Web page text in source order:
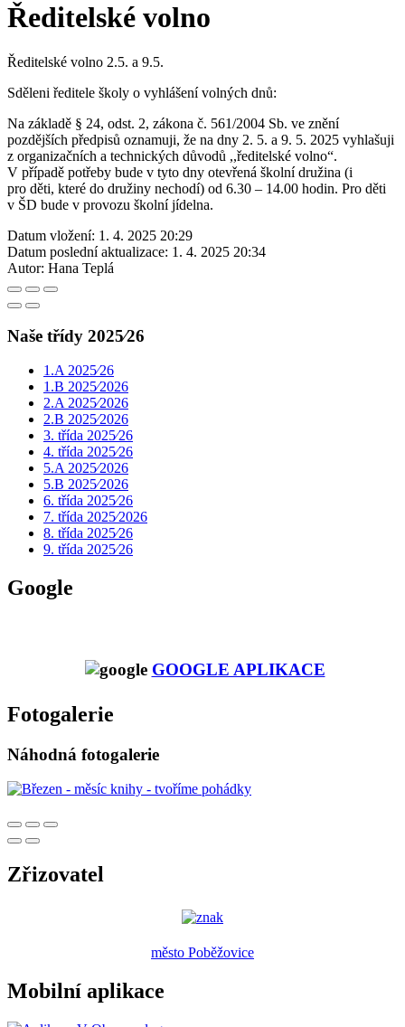
Ředitelské volno
Ředitelské volno 2.5. a 9.5.
Sděleni ředitele školy o vyhlášení volných dnů:
Na základě § 24, odst. 2, zákona č. 561/2004 Sb. ve znění
pozdějších předpisů oznamuji, že na dny 2. 5. a 9. 5. 2025 vyhlašuji
z organizačních a technických důvodů ,,ředitelské volno“.
V případě potřeby bude v tyto dny otevřená školní družina (i
pro děti, které do družiny nechodí) od 6.30 – 14.00 hodin. Pro děti
v ŠD bude v provozu školní jídelna.
Datum vložení: 1. 4. 2025 20:29
Datum poslední aktualizace: 1. 4. 2025 20:34
Autor: Hana Teplá
Naše třídy 2025⁄26
1.A 2025⁄26
1.B 2025⁄2026
2.A 2025⁄2026
2.B 2025⁄2026
3. třída 2025⁄26
4. třída 2025⁄26
5.A 2025⁄2026
5.B 2025⁄2026
6. třída 2025⁄26
7. třída 2025⁄2026
8. třída 2025⁄26
9. třída 2025⁄26
Google
GOOGLE APLIKACE
Fotogalerie
Náhodná fotogalerie
Zřizovatel
město Poběžovice
Mobilní aplikace